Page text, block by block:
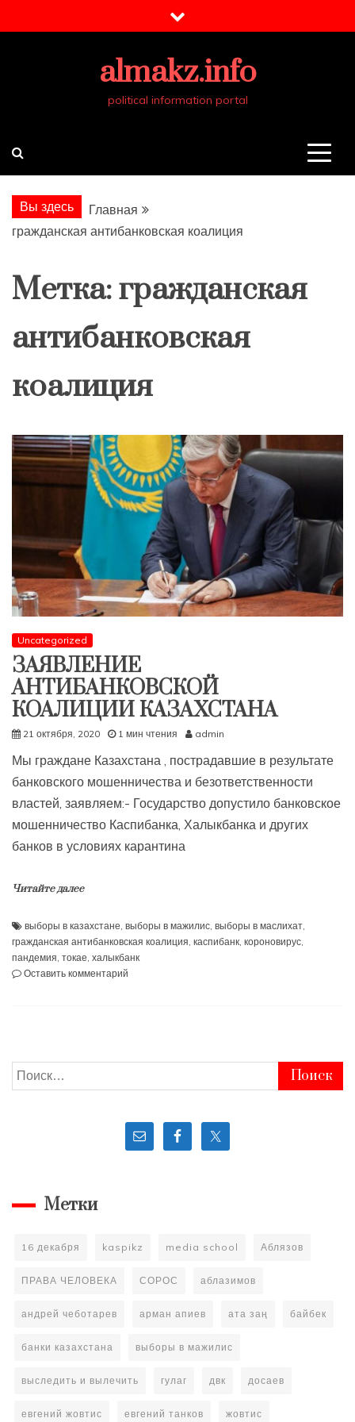
к
almakz.info
political information portal
Вы здесь
Главная
гражданская антибанковская коалиция
Метка:гражданская
антибанковская
коалиция
Uncategorized
ЗАЯВЛЕНИЕ
АНТИБАНКОВСКОЙ
КОАЛИЦИИ КАЗАХСТАНА
21 октября, 2020 1 мин чтения admin
Мы граждане Казахстана , пострадавшие в результате
банковского мошенничества и безответственности
властей, заявляем:- Государство допустило банковское
мошенничество Каспибанка, Халыкбанка и других
банков в условиях карантина
Читайте далее
выборы в казахстане выборы в мажилис выборы в маслихат
гражданская антибанковская коалиция каспибанк короновирус
пандемия токае халыкбанк
Оставить комментарий
Найти:
Метки
16 декабря kaspikz media school Аблязов
ПРАВА ЧЕЛОВЕКА СОРОС аблазимов
андрей чеботарев арман апиев ата заң байбек
банки казахстана выборы в мажилис
выследить и вылечить гулаг двк досаев
евгений жовтис евгений танков жовтис